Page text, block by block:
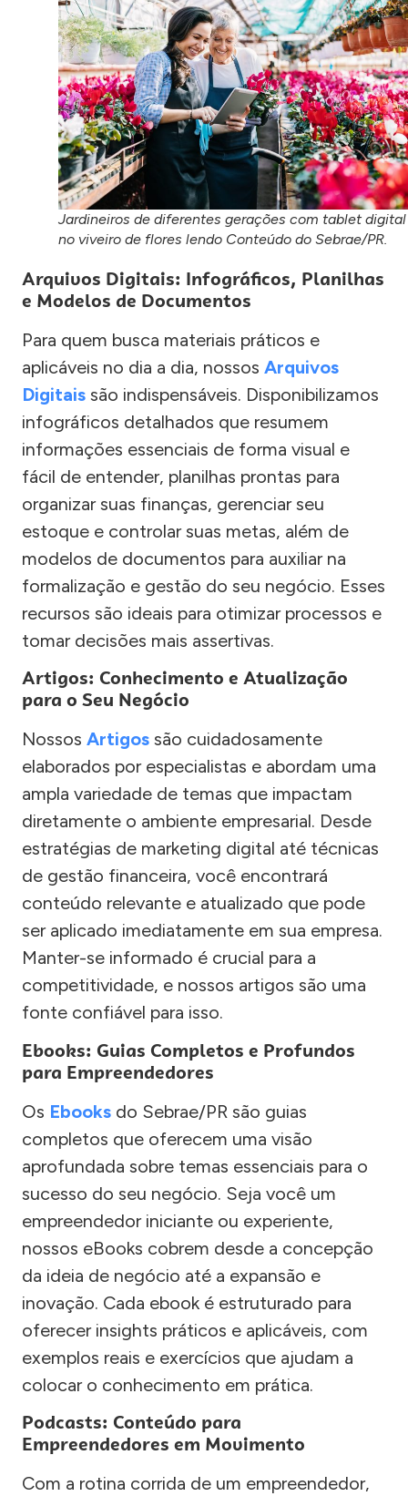
Jardineiros de diferentes gerações com tablet digital
no viveiro de flores lendo Conteúdo do Sebrae/PR.
Arquivos Digitais: Infográficos, Planilhas
e Modelos de Documentos
Para quem busca materiais práticos e
aplicáveis no dia a dia, nossos Arquivos
Digitais são indispensáveis. Disponibilizamos
infográficos detalhados que resumem
informações essenciais de forma visual e
fácil de entender, planilhas prontas para
organizar suas finanças, gerenciar seu
estoque e controlar suas metas, além de
modelos de documentos para auxiliar na
formalização e gestão do seu negócio. Esses
recursos são ideais para otimizar processos e
tomar decisões mais assertivas.
Artigos: Conhecimento e Atualização
para o Seu Negócio
Nossos Artigos são cuidadosamente
elaborados por especialistas e abordam uma
ampla variedade de temas que impactam
diretamente o ambiente empresarial. Desde
estratégias de marketing digital até técnicas
de gestão financeira, você encontrará
conteúdo relevante e atualizado que pode
ser aplicado imediatamente em sua empresa.
Manter-se informado é crucial para a
competitividade, e nossos artigos são uma
fonte confiável para isso.
Ebooks: Guias Completos e Profundos
para Empreendedores
Os Ebooks do Sebrae/PR são guias
completos que oferecem uma visão
aprofundada sobre temas essenciais para o
sucesso do seu negócio. Seja você um
empreendedor iniciante ou experiente,
nossos eBooks cobrem desde a concepção
da ideia de negócio até a expansão e
inovação. Cada ebook é estruturado para
oferecer insights práticos e aplicáveis, com
exemplos reais e exercícios que ajudam a
colocar o conhecimento em prática.
Podcasts: Conteúdo para
Empreendedores em Movimento
Com a rotina corrida de um empreendedor,